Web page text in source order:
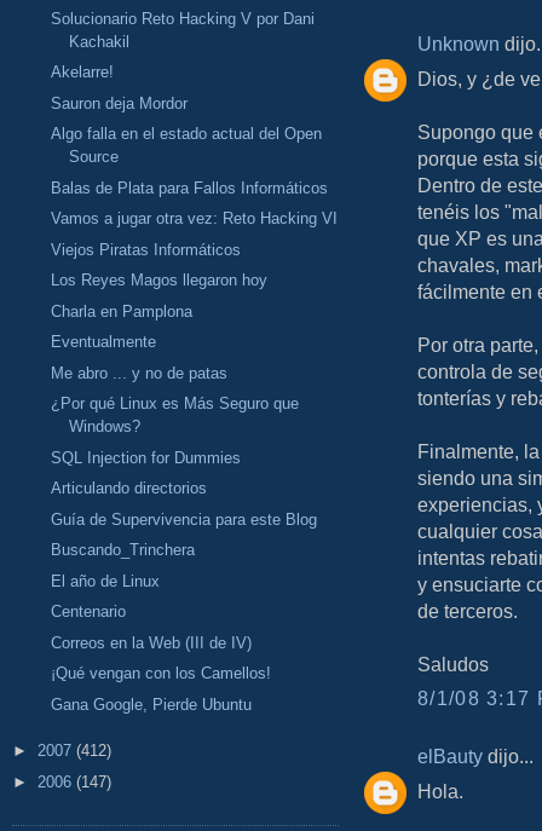
Solucionario Reto Hacking V por Dani
Kachakil
Akelarre!
Sauron deja Mordor
Algo falla en el estado actual del Open
Source
Balas de Plata para Fallos Informáticos
Vamos a jugar otra vez: Reto Hacking VI
Viejos Piratas Informáticos
Los Reyes Magos llegaron hoy
Charla en Pamplona
Eventualmente
Me abro ... y no de patas
¿Por qué Linux es Más Seguro que
Windows?
SQL Injection for Dummies
Articulando directorios
Guía de Supervivencia para este Blog
Buscando_Trinchera
El año de Linux
Centenario
Correos en la Web (III de IV)
¡Qué vengan con los Camellos!
Gana Google, Pierde Ubuntu
► 2007 (412)
► 2006 (147)
Unknown
Dios, y ¿de
Supongo que
porque esta
Dentro de
tenéis los
que XP es
chavales,
fácilmente en
Por otra
controla de
tonterías y
Finalmente,
siendo una
experiencias,
cualquier
intentas
y ensuciarte
de terceros.
Saludos
8/1/08 3:17
elBauty dijo...
Hola.